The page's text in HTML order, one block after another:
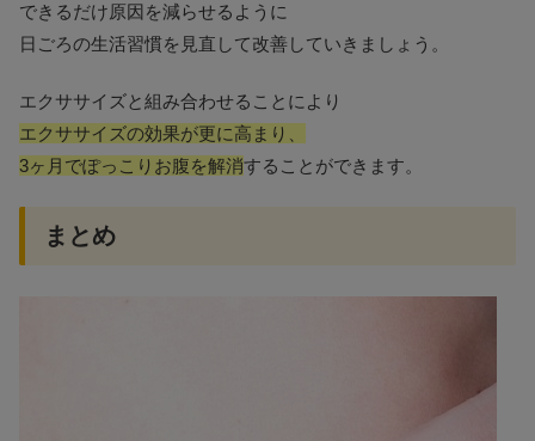
できるだけ原因を減らせるように
日ごろの生活習慣を見直して改善していきましょう。
エクササイズと組み合わせることにより
エクササイズの効果が更に高まり、
3ヶ月でぽっこりお腹を解消することができます。
まとめ